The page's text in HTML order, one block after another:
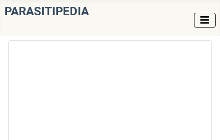
PARASITIPEDIA